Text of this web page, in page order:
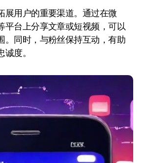
展用户的重要渠道。通过在微
平台上分享文章或短视频，可以
。同时，与粉丝保持互动，有助
度。